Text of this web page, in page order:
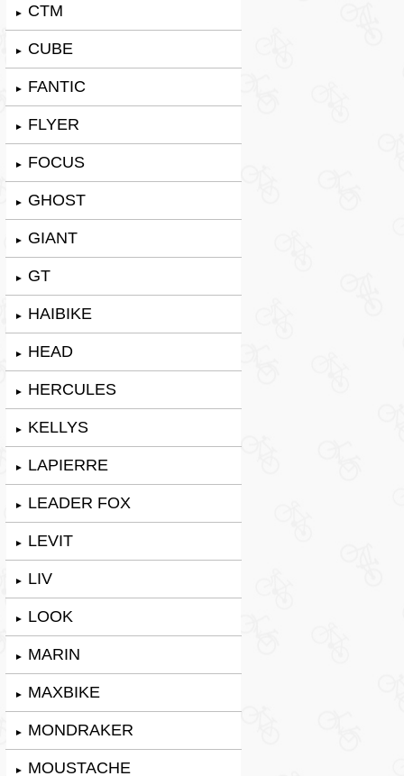
► CTM
► CUBE
► FANTIC
► FLYER
► FOCUS
► GHOST
► GIANT
► GT
► HAIBIKE
► HEAD
► HERCULES
► KELLYS
► LAPIERRE
► LEADER FOX
► LEVIT
► LIV
► LOOK
► MARIN
► MAXBIKE
► MONDRAKER
► MOUSTACHE